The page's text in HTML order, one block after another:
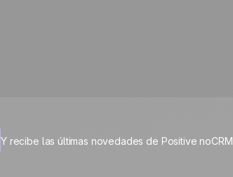
Y recibe las últimas novedades de Positive noCRM